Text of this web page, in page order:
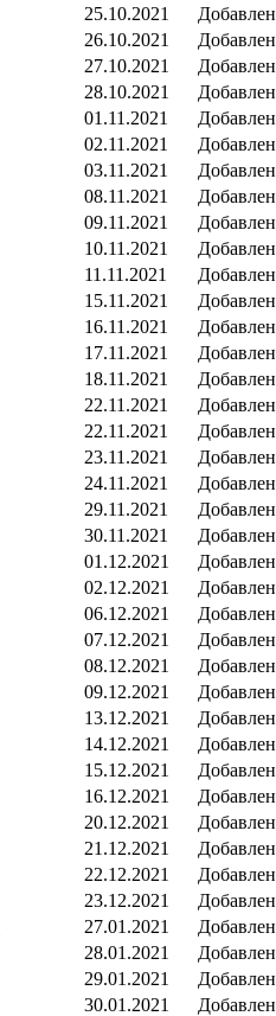
25.10.2021
Добавлен
26.10.2021
Добавлен
27.10.2021
Добавлен
28.10.2021
Добавлен
01.11.2021
Добавлен
02.11.2021
Добавлен
03.11.2021
Добавлен
08.11.2021
Добавлен
09.11.2021
Добавлен
10.11.2021
Добавлен
11.11.2021
Добавлен
15.11.2021
Добавлен
16.11.2021
Добавлен
17.11.2021
Добавлен
18.11.2021
Добавлен
22.11.2021
Добавлен
22.11.2021
Добавлен
23.11.2021
Добавлен
24.11.2021
Добавлен
29.11.2021
Добавлен
30.11.2021
Добавлен
01.12.2021
Добавлен
02.12.2021
Добавлен
06.12.2021
Добавлен
07.12.2021
Добавлен
08.12.2021
Добавлен
09.12.2021
Добавлен
13.12.2021
Добавлен
14.12.2021
Добавлен
15.12.2021
Добавлен
16.12.2021
Добавлен
20.12.2021
Добавлен
21.12.2021
Добавлен
22.12.2021
Добавлен
23.12.2021
Добавлен
27.01.2021
Добавлен
28.01.2021
Добавлен
29.01.2021
Добавлен
30.01.2021
Добавлен